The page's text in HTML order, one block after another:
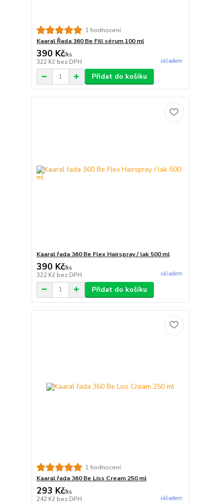
1 hodnocení
Kaaral Řada 360 Be Fill sérum 100 ml
390 Kč/ks
322 Kč bez DPH skladem
Přidat do košíku
Kaaral řada 360 Be Flex Hairspray / lak 500 ml
390 Kč/ks
322 Kč bez DPH skladem
Přidat do košíku
1 hodnocení
Kaaral řada 360 Be Liss Cream 250 ml
293 Kč/ks
242 Kč bez DPH skladem